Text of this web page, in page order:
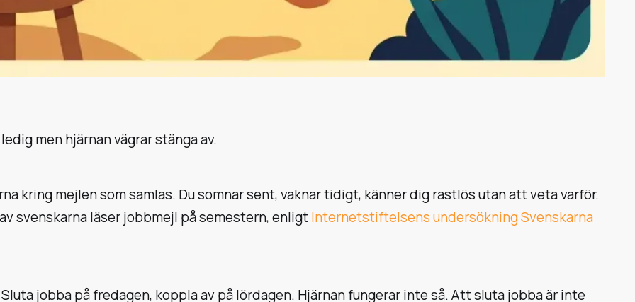
men hjärnan vägrar stänga av.
kring mejlen som samlas. Du somnar sent, vaknar tidigt, känner dig rastlös utan att veta varför.
svenskarna läser jobbmejl på semestern, enligtInternetstiftelsens undersökning Svenskarna
jobba på fredagen, koppla av på lördagen. Hjärnan fungerar inte så. Att sluta jobba är inte